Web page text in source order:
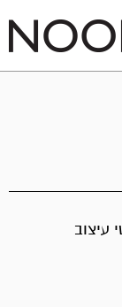
עיצוב